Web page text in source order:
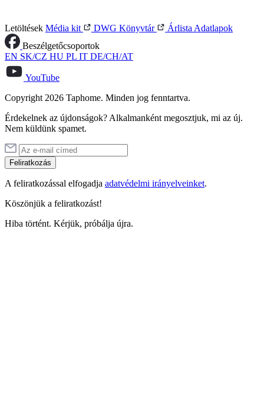
Letöltések Média kit DWG Könyvtár Árlista Adatlapok
Beszélgetőcsoportok
EN SK/CZ HU PL IT DE/CH/AT
YouTube
Copyright 2026 Taphome. Minden jog fenntartva.
Érdekelnek az újdonságok? Alkalmanként megosztjuk, mi az új.
Nem küldünk spamet.
Feliratkozás
A feliratkozással elfogadja adatvédelmi irányelveinket.
Köszönjük a feliratkozást!
Hiba történt. Kérjük, próbálja újra.